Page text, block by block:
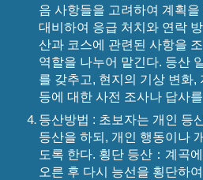
음 사항들을 고려하여 계획을
대비하여 응급 처치와 연락
산과 코스에 관련된 사항을
역할을 나누어 맡긴다. 등산
를 갖추고, 현지의 기상 변화,
등에 대한 사전 조사나 답사
등산방법 : 초보자는 개인 등
등산을 하되, 개인 행동이나
도록 한다. 횡단 등산：계곡
오른 후 다시 능선을 횡단하